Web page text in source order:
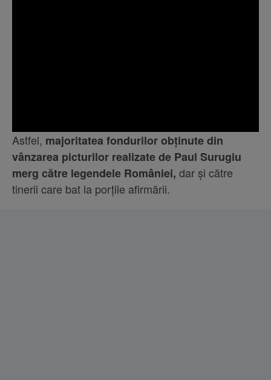
Astfel, majoritatea fondurilor obținute din
vânzarea picturilor realizate de Paul Surugiu
merg către legendele României, dar și către
tinerii care bat la porțile afirmării.